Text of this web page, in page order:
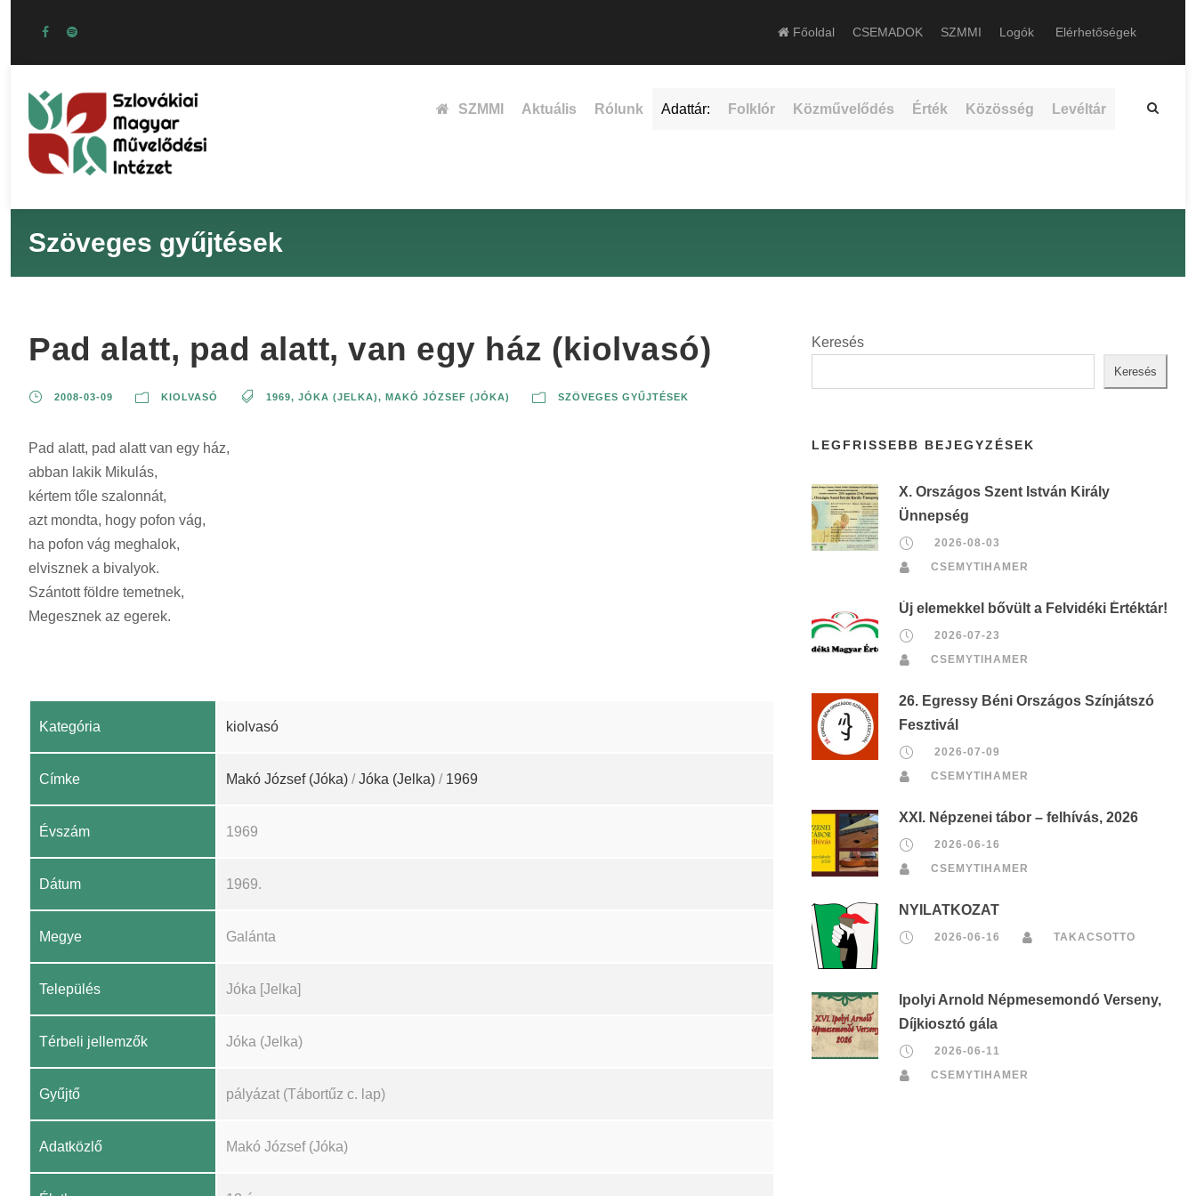
Főoldal CSEMADOK SZMMI Logók Elérhetőségek
SZMMI Aktuális Rólunk Adattár: Folklór Közművelődés Érték Közösség Levéltár
Szöveges gyűjtések
Pad alatt, pad alatt, van egy ház (kiolvasó)
2008-03-09 KIOLVASÓ 1969, JÓKA (JELKA), MAKÓ JÓZSEF (JÓKA) SZÖVEGES GYŰJTÉSEK
Pad alatt, pad alatt van egy ház,
abban lakik Mikulás,
kértem tőle szalonnát,
azt mondta, hogy pofon vág,
ha pofon vág meghalok,
elvisznek a bivalyok.
Szántott földre temetnek,
Megesznek az egerek.
Kategória kiolvasó
Címke Makó József (Jóka) /Jóka (Jelka) / 1969
Évszám 1969
Dátum 1969.
Megye Galánta
Település Jóka [Jelka]
Térbeli jellemzők Jóka (Jelka)
Gyűjtő pályázat (Tábortűz c. lap)
Adatközlő Makó József (Jóka)
Keresés
Keresés
LEGFRISSEBB BEJEGYZÉSEK
X. Országos Szent István Király
Ünnepség
2026-08-03
CSEMYTIHAMER
Új elemekkel bővült a Felvidéki Értéktár!
2026-07-23
CSEMYTIHAMER
26. Egressy Béni Országos Színjátszó
Fesztivál
2026-07-09
CSEMYTIHAMER
XXI. Népzenei tábor – felhívás, 2026
2026-06-16
CSEMYTIHAMER
NYILATKOZAT
2026-06-16 TAKACSOTTO
Ipolyi Arnold Népmesemondó Verseny,
Díjkiosztó gála
2026-06-11
CSEMYTIHAMER